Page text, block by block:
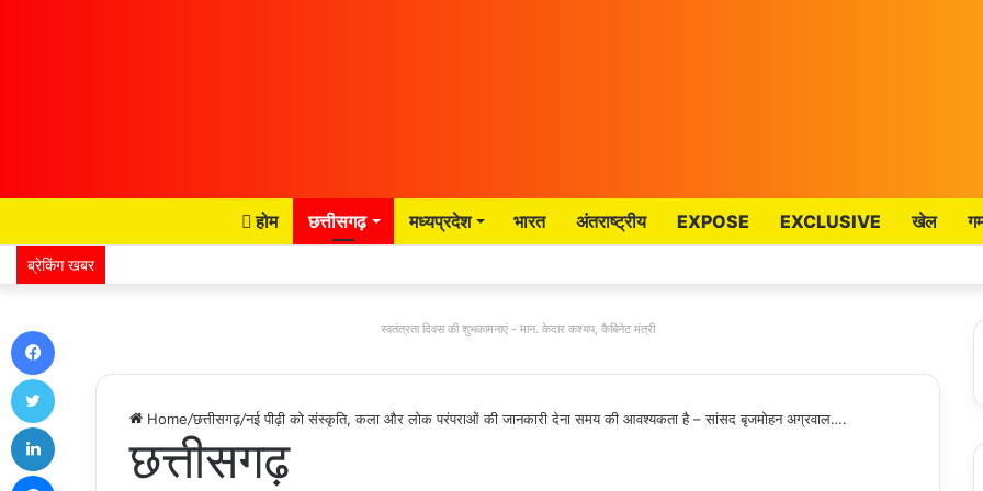
होम छत्तीसगढ़ मध्यप्रदेश भारत अंतराष्ट्रीय EXPOSE EXCLUSIVE खेल
ब्रेकिंग खबर
स्वतंत्रता दिवस की शुभकामनाएं - मान. केदार कश्यप, कैबिनेट मंत्री
Home/छत्तीसगढ़/नई पीढ़ी को संस्कृति, कला और लोक परंपराओं की जानकारी देना समय की आवश्यकता है – सांसद बृजमोहन अग्रवाल….
छत्तीसगढ़